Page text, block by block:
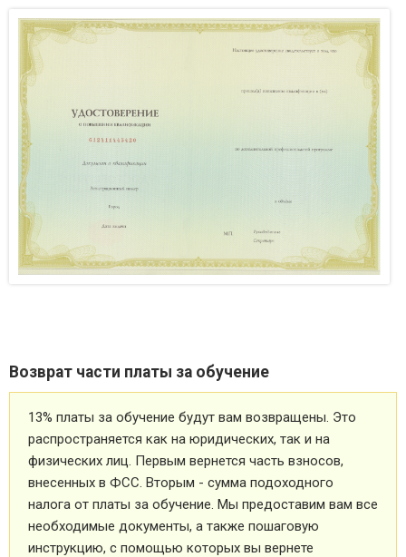
Возврат части платы за обучение
13% платы за обучение будут вам возвращены. Это
распространяется как на юридических, так и на
физических лиц. Первым вернется часть взносов,
внесенных в ФСС. Вторым - сумма подоходного
налога от платы за обучение. Мы предоставим вам все
необходимые документы, а также пошаговую
инструкцию, с помощью которых вы вернете